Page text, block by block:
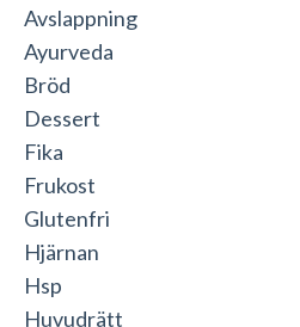
Avslappning
Ayurveda
Bröd
Dessert
Fika
Frukost
Glutenfri
Hjärnan
Hsp
Huvudrätt